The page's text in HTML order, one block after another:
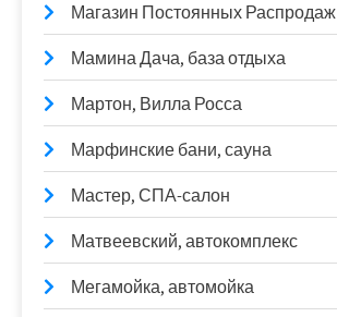
Магазин Постоянных Распродаж
Мамина Дача, база отдыха
Мартон, Вилла Росса
Марфинские бани, сауна
Мастер, СПА-салон
Матвеевский, автокомплекс
Мегамойка, автомойка